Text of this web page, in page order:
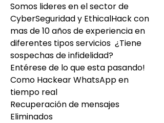
Somos lideres en el sector de
CyberSeguridad y EthicalHack con
mas de 10 años de experiencia en
diferentes tipos servicios  ¿Tiene
sospechas de infidelidad?
Entérese de lo que esta pasando!
Como Hackear WhatsApp en
tiempo real
Recuperación de mensajes
Eliminados